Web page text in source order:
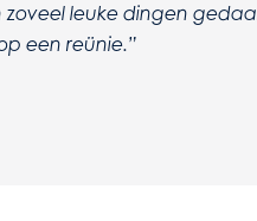
zoveel leuke dingen
een reünie.”